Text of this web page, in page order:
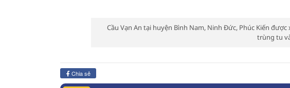
Cầu Vạn An tại huyện Bình Nam, Ninh Đức, Phúc Kiến
trùng tu
Chia sẻ